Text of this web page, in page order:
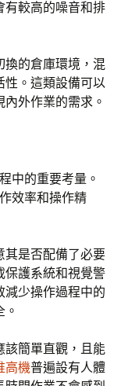
有較高的噪音和排
換的倉庫環境，混
性。這類設備可以
外作業的需求。
中的重要考量。
效率和操作精
其是否配備了必要
保護系統和視覺警
減少操作過程中的
該簡單直觀，且能
高機普遍設有人體